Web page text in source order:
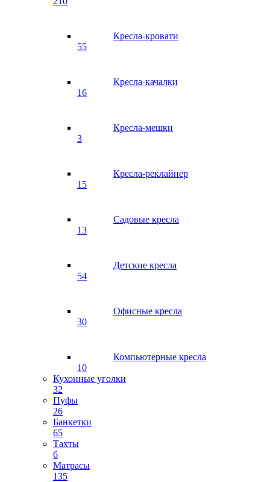
Кресла-кровати
55
Кресла-качалки
16
Кресла-мешки
3
Кресла-реклайнер
15
Садовые кресла
13
Детские кресла
54
Офисные кресла
30
Компьютерные кресла
10
Кухонные уголки
32
Пуфы
26
Банкетки
65
Тахты
6
Матрасы
135